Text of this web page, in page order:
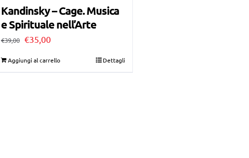
Kandinsky – Cage. Musica
e Spirituale nell’Arte
€39,00 Il
€35,00Il
Aggiungi al carrello Dettagli